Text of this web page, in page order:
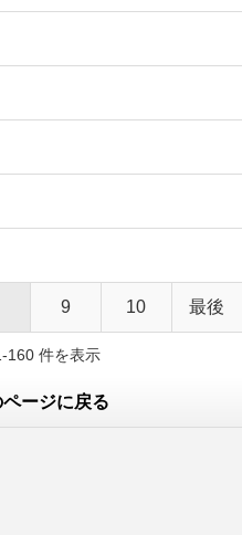
9 10 最後
160 件を表示
ージに戻る